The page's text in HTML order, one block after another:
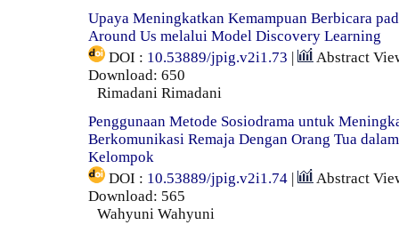
Upaya Meningkatkan Kemampuan Berbicara
Around Us melalui Model Discovery Learning
DOI : 10.53889/jpig.v2i1.73
Abstract
Download: 650
Rimadani Rimadani
Penggunaan Metode Sosiodrama untuk
Berkomunikasi Remaja Dengan Orang Tua
Kelompok
DOI : 10.53889/jpig.v2i1.74
Abstract
Download: 565
Wahyuni Wahyuni